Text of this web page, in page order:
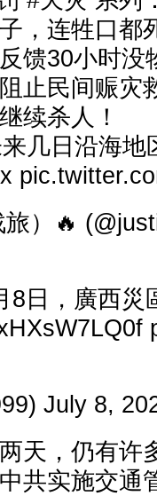
，连牲口都
馈30小时没
止民间赈灾
续杀人！
几日沿海
）🔥
8日，廣西災
July 8,
天，仍有许
共实施交通